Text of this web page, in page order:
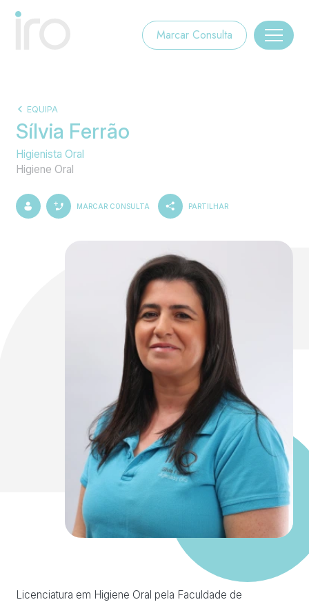
Marcar Consulta
EQUIPA
Sílvia Ferrão
Higienista Oral
Higiene Oral
MARCAR CONSULTA PARTILHAR
Licenciatura em Higiene Oral pela Faculdade de